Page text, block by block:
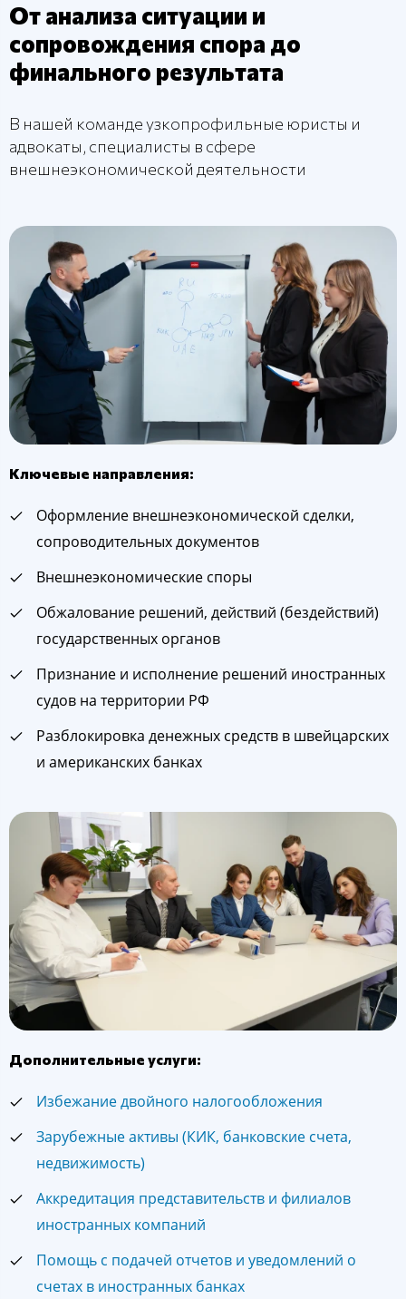
От анализа ситуации и
сопровождения спора до
финального результата
В нашей команде узкопрофильные юристы и
адвокаты, специалисты в сфере
внешнеэкономической деятельности
Ключевые направления:
Оформление внешнеэкономической сделки,
сопроводительных документов
Внешнеэкономические споры
Обжалование решений, действий (бездействий)
государственных органов
Признание и исполнение решений иностранных
судов на территории РФ
Разблокировка денежных средств в швейцарских
и американских банках
Дополнительные услуги:
Избежание двойного налогообложения
Зарубежные активы (КИК, банковские счета,
недвижимость)
Аккредитация представительств и филиалов
иностранных компаний
Помощь с подачей отчетов и уведомлений о
счетах в иностранных банках